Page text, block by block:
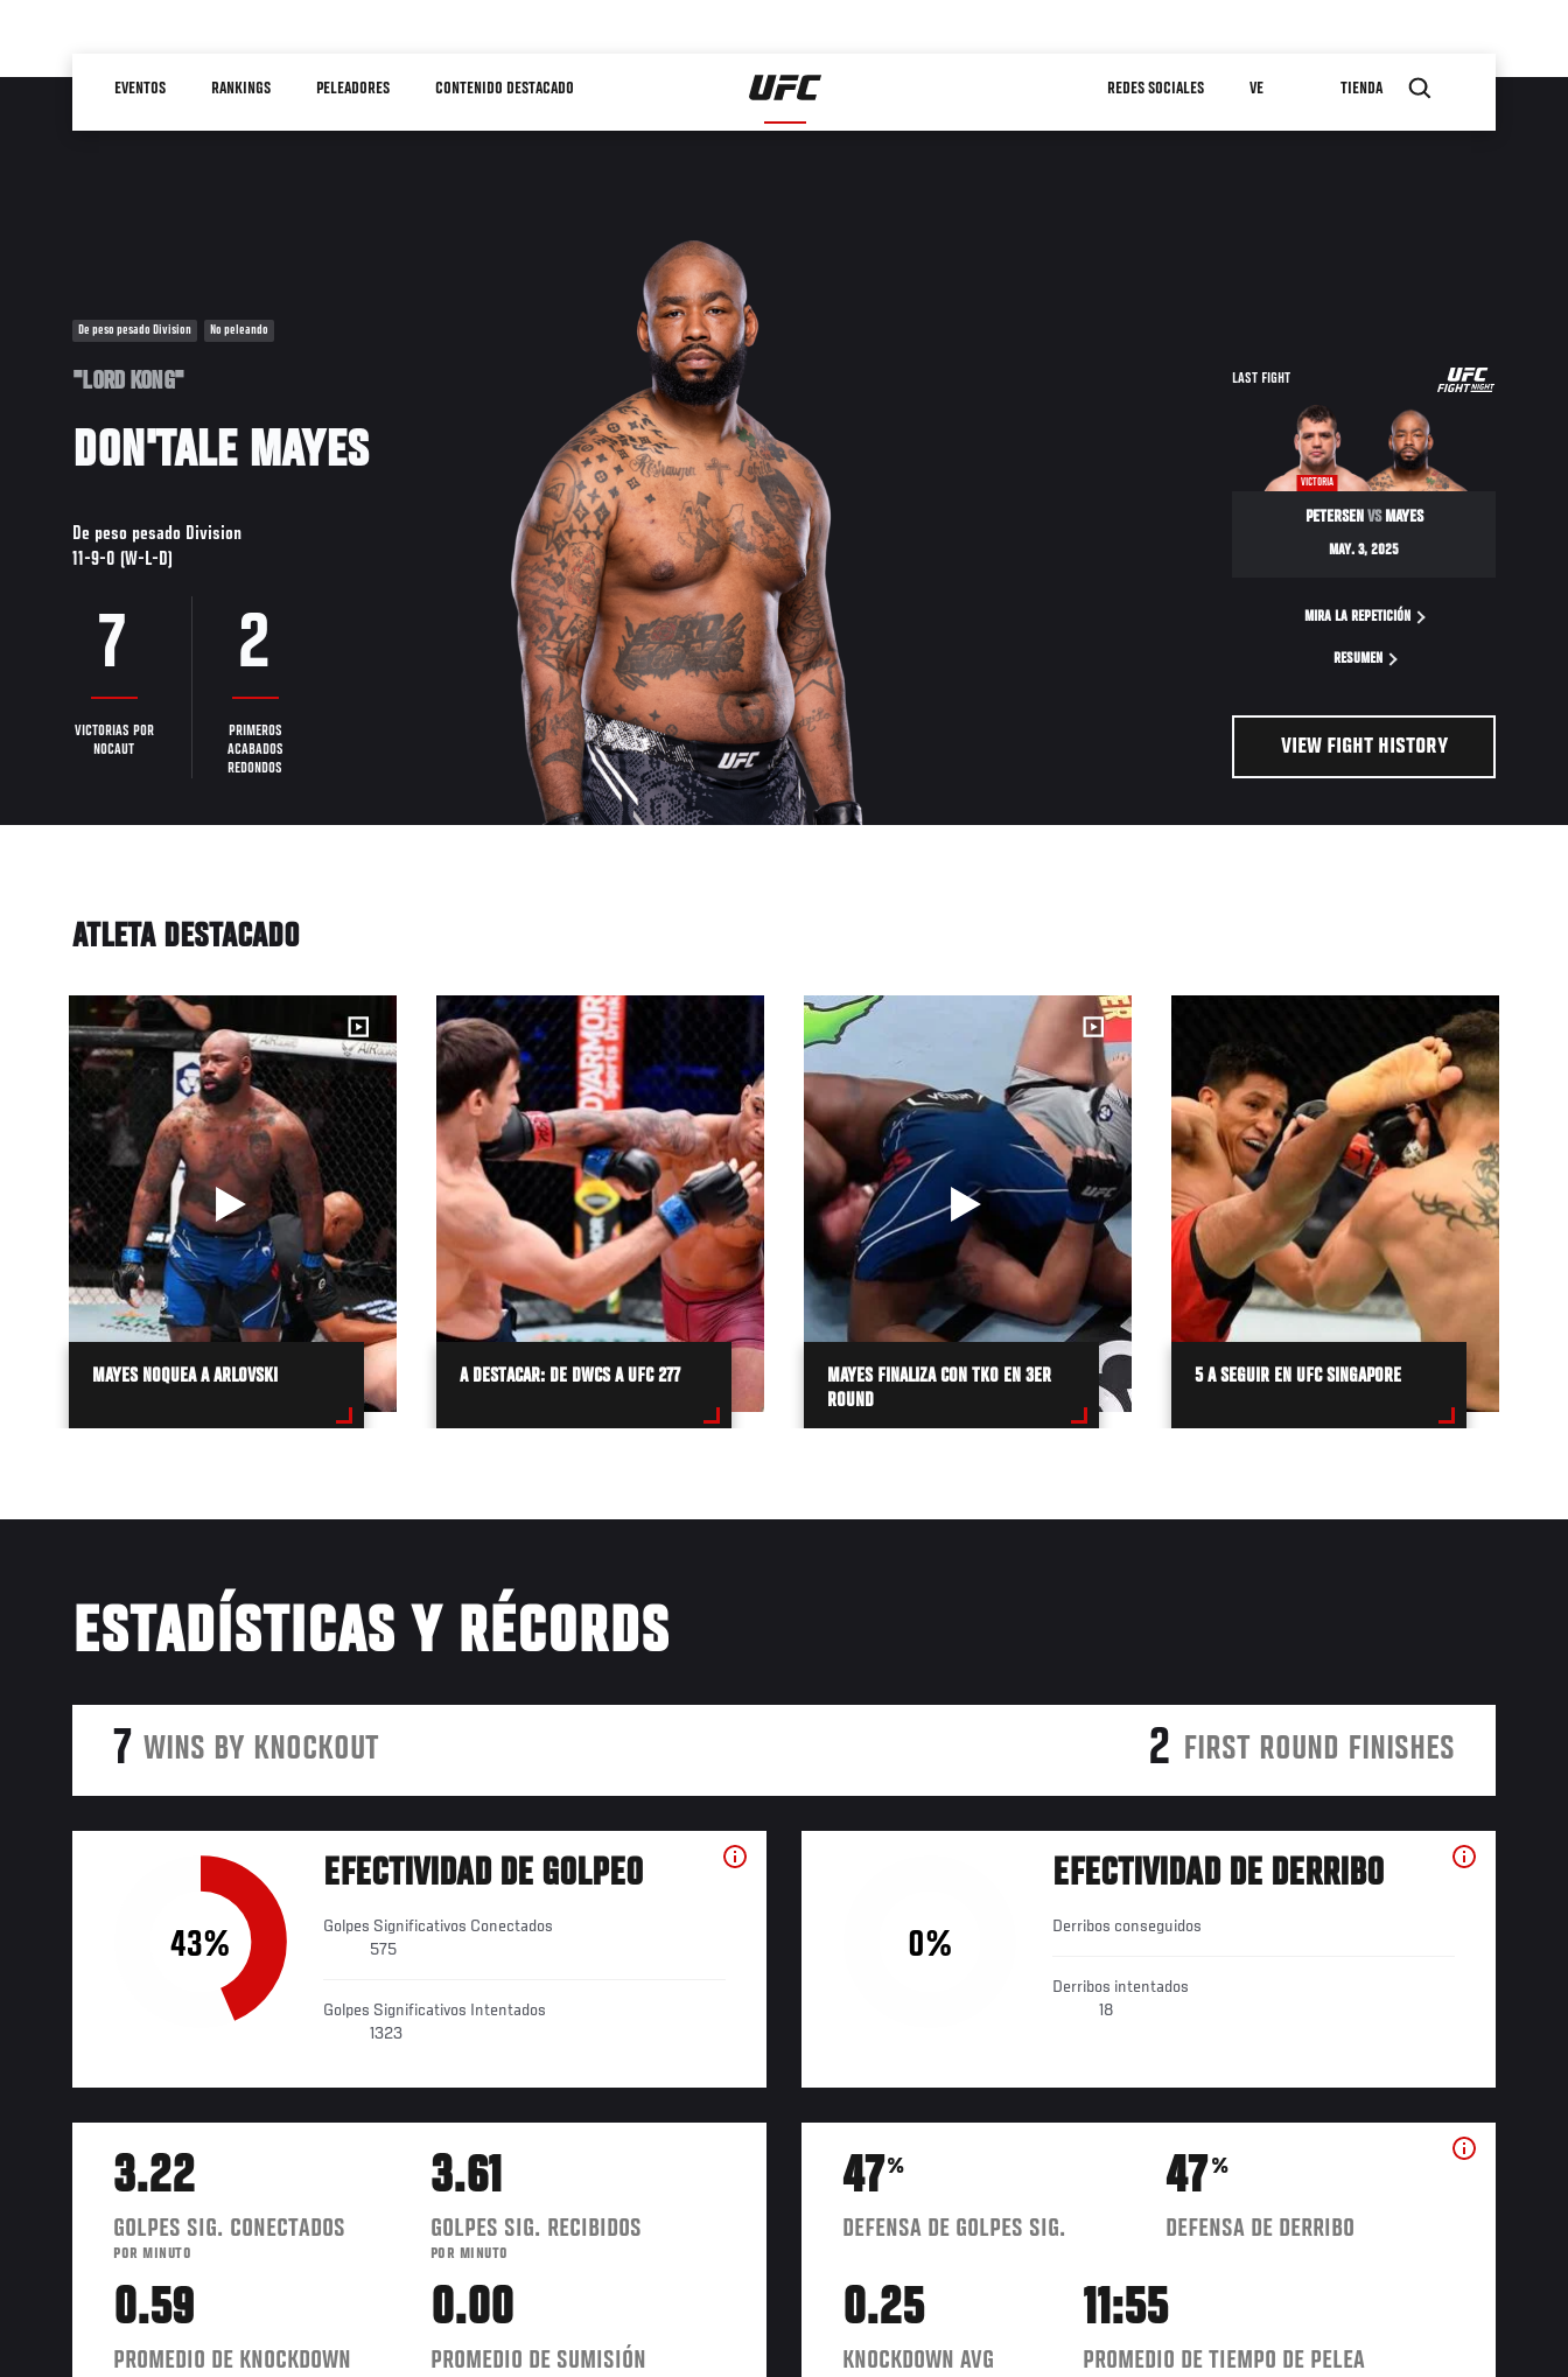
navigation
EVENTOS RANKINGS PELEADORES CONTENIDO DESTACADO REDES SOCIALES VE TIENDA
De peso pesado Division No peleando
"LORD KONG"
DON'TALE MAYES
De peso pesado Division
11-9-0 (W-L-D)
7
VICTORIAS POR
NOCAUT
2
PRIMEROS
ACABADOS
REDONDOS
LAST FIGHT
UFC
VICTORIA
PETERSENVSMAYES
MAY. 3, 2025
MIRA LA REPETICIÓN
RESUMEN
VIEW FIGHT HISTORY
ATLETA DESTACADO
MAYES NOQUEA A ARLOVSKI A DESTACAR: DE DWCS A UFC 277
MAYES FINALIZA CON TKO EN 3ER
ROUND
5 A SEGUIR EN UFC SINGAPORE
ESTADÍSTICAS Y RÉCORDS
7 WINS BY KNOCKOUT 2 FIRST ROUND FINISHES
43%
EFECTIVIDAD DE GOLPEO
Golpes Significativos Conectados
575
Golpes Significativos Intentados
1323
0%
EFECTIVIDAD DE DERRIBO
Derribos conseguidos
Derribos intentados
18
3.22
GOLPES SIG. CONECTADOS
POR MINUTO
3.61
GOLPES SIG. RECIBIDOS
POR MINUTO
0.59
PROMEDIO DE KNOCKDOWN
0.00
PROMEDIO DE SUMISIÓN
47%
DEFENSA DE GOLPES SIG.
47 %
DEFENSA DE DERRIBO
0.25
KNOCKDOWN AVG
11:55
PROMEDIO DE TIEMPO DE PELEA